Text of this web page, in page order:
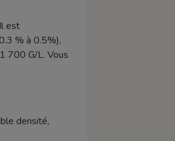
est
% à 0.5%),
700 G/L. Vous
densité,